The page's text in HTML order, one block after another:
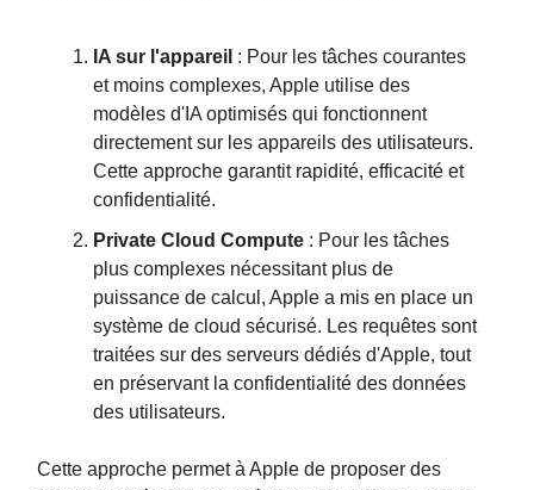
IA sur l'appareil : Pour les tâches courantes
et moins complexes, Apple utilise des
modèles d'IA optimisés qui fonctionnent
directement sur les appareils des utilisateurs.
Cette approche garantit rapidité, efficacité et
confidentialité.
Private Cloud Compute : Pour les tâches
plus complexes nécessitant plus de
puissance de calcul, Apple a mis en place un
système de cloud sécurisé. Les requêtes sont
traitées sur des serveurs dédiés d'Apple, tout
en préservant la confidentialité des données
des utilisateurs.
Cette approche permet à Apple de proposer des